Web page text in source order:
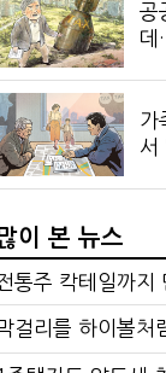
공
데
가
서
이 본 뉴스
통주 칵테일까지